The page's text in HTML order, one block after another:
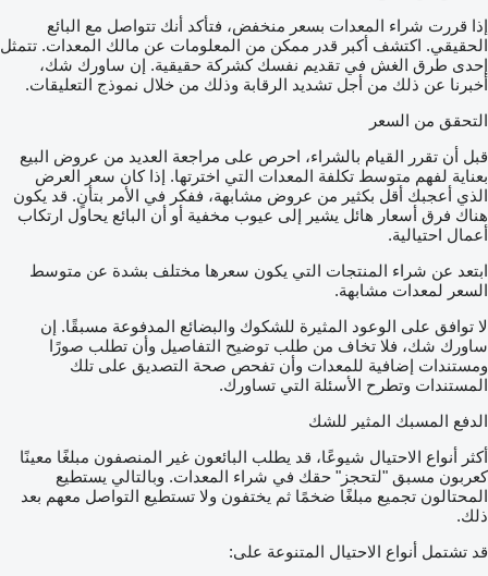
إذا قررت شراء المعدات بسعر منخفض، فتأكد أنك تتواصل مع البائع
الحقيقي. اكتشف أكبر قدر ممكن من المعلومات عن مالك المعدات. تتمثل
إحدى طرق الغش في تقديم نفسك كشركة حقيقية. إن ساورك شك،
أخبرنا عن ذلك من أجل تشديد الرقابة وذلك من خلال نموذج التعليقات.
التحقق من السعر
قبل أن تقرر القيام بالشراء، احرص على مراجعة العديد من عروض البيع
بعناية لفهم متوسط تكلفة المعدات التي اخترتها. إذا كان سعر العرض
الذي أعجبك أقل بكثير من عروض مشابهة، ففكر في الأمر بتأنٍ. قد يكون
هناك فرق أسعار هائل يشير إلى عيوب مخفية أو أن البائع يحاول ارتكاب
أعمال احتيالية.
ابتعد عن شراء المنتجات التي يكون سعرها مختلف بشدة عن متوسط
السعر لمعدات مشابهة.
لا توافق على الوعود المثيرة للشكوك والبضائع المدفوعة مسبقًا. إن
ساورك شك، فلا تخاف من طلب توضيح التفاصيل وأن تطلب صورًا
ومستندات إضافية للمعدات وأن تفحص صحة التصديق على تلك
المستندات وتطرح الأسئلة التي تساورك.
الدفع المسبك المثير للشك
أكثر أنواع الاحتيال شيوعًا، قد يطلب البائعون غير المنصفون مبلغًا معينًا
كعربون مسبق "لتحجز" حقك في شراء المعدات. وبالتالي يستطيع
المحتالون تجميع مبلغًا ضخمًا ثم يختفون ولا تستطيع التواصل معهم بعد
ذلك.
قد تشتمل أنواع الاحتيال المتنوعة على: